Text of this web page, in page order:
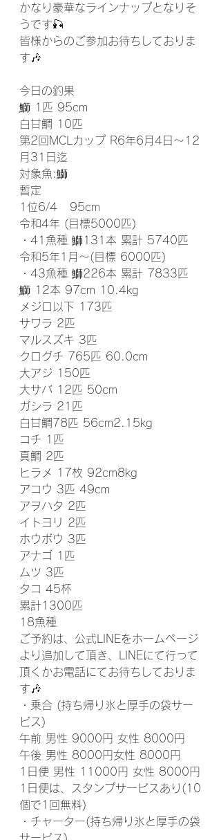
かなり豪華なラインナップとなりそ
うです🎣
皆様からのご参加お待ちしておりま
す🎶
今日の釣果
鰤 1匹 95cm
白甘鯛 10匹
第2回MCLカップ R6年6月4日～12
月31日迄
対象魚:鰤
暫定
1位6/4   95cm
令和4年 (目標5000匹)
・41魚種 鰤131本 累計 5740匹
令和5年1月～(目標 6000匹)
・43魚種 鰤226本 累計 7833匹
鰤 12本 97cm 10.4kg
メジロ以下 173匹
サワラ 2匹
マルスズキ 3匹
クログチ 765匹 60.0cm
大アジ 150匹
大サバ 12匹 50cm
ガシラ 21匹
白甘鯛78匹 56cm2.15kg
コチ 1匹
真鯛 2匹
ヒラメ 17枚 92cm8kg
アコウ 3匹 49cm
アヲハタ 2匹
イトヨリ 2匹
ホウボウ 3匹
アナゴ 1匹
ムツ 3匹
タコ 45杯
累計1300匹
18魚種
ご予約は、公式LINEをホームページ
より追加して頂き、LINEにて行って
頂くかお電話にてお待ちしておりま
す🎶
・乗合 (持ち帰り氷と厚手の袋サー
ビス)
午前 男性 9000円 女性 8000円
午後 男性 8000円女性 8000円
1日便 男性 11000円 女性 8000円
1日便は、スタンプサービスあり(10
個で1回無料)
・チャーター(持ち帰り氷と厚手の袋